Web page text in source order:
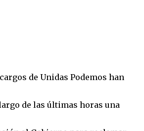
de Unidas Podemos han
de las últimas horas una